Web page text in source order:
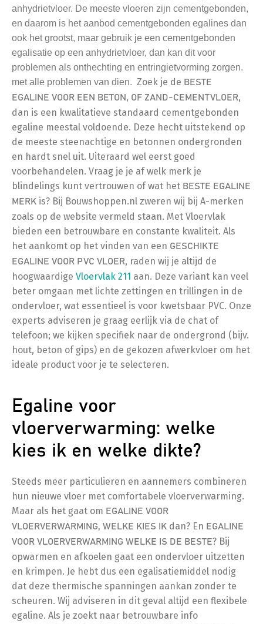
anhydrietvloer. De meeste vloeren zijn cementgebonden,
en daarom is het aanbod cementgebonden egalines dan
ook het grootst, maar gebruik je een cementgebonden
egalisatie op een anhydrietvloer, dan kan dit voor
problemen als onthechting en entringietvorming zorgen.
met alle problemen van dien. Zoek je de BESTE
EGALINE VOOR EEN BETON, OF ZAND-CEMENTVLOER,
dan is een kwalitatieve standaard cementgebonden
egaline meestal voldoende. Deze hecht uitstekend op
de meeste steenachtige en betonnen ondergronden
en hardt snel uit. Uiteraard wel eerst goed
voorbehandelen. Vraag je je af welk merk je
blindelings kunt vertrouwen of wat het BESTE EGALINE
MERK is? Bij Bouwshoppen.nl zweren wij bij A-merken
zoals op de website vermeld staan. Met Vloervlak
bieden een betrouwbare en constante kwaliteit. Als
het aankomt op het vinden van een GESCHIKTE
EGALINE VOOR PVC VLOER, raden wij je altijd de
hoogwaardige Vloervlak 211 aan. Deze variant kan veel
beter omgaan met lichte zettingen en trillingen in de
ondervloer, wat essentieel is voor kwetsbaar PVC. Onze
experts adviseren je graag eerlijk via de chat of
telefoon; we kijken specifiek naar de ondergrond (bijv.
hout, beton of gips) en de gekozen afwerkvloer om het
ideale product voor je te selecteren.
Egaline voor
vloerverwarming: welke
kies ik en welke dikte?
Steeds meer particulieren en aannemers combineren
hun nieuwe vloer met comfortabele vloerverwarming.
Maar als het gaat om EGALINE VOOR
VLOERVERWARMING, WELKE KIES IK dan? En EGALINE
VOOR VLOERVERWARMING WELKE IS DE BESTE? Bij
opwarmen en afkoelen gaat een ondervloer uitzetten
en krimpen. Je hebt dus een egalisatiemiddel nodig
dat deze thermische spanningen aankan zonder te
scheuren. Wij adviseren in dit geval altijd een flexibele
egaline. Als je zoekt naar betrouwbare info